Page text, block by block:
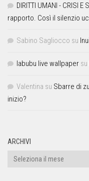
DIRITTI UMANI - CRISI
rapporto. Così il silenzio
Sabino Sagliocco su
labubu live wallpaper su
Valentina su Sbarre di
inizio?
ARCHIVI